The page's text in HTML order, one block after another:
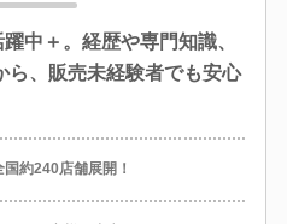
中＋。経歴や専門知識、
ら、販売未経験者でも安心
約240店舗展開！